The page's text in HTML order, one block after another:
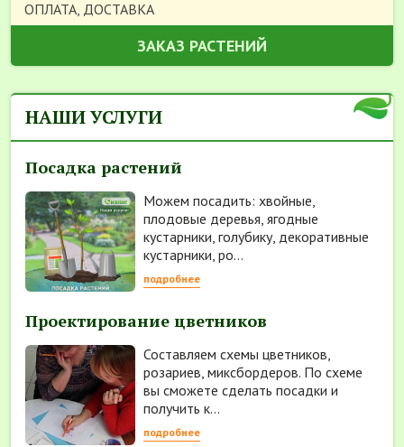
ОПЛАТА, ДОСТАВКА
ЗАКАЗ РАСТЕНИЙ
НАШИ УСЛУГИ
Посадка растений
Можем посадить: хвойные,
плодовые деревья, ягодные
кустарники, голубику, декоративные
кустарники, ро...
подробнее
Проектирование цветников
Составляем схемы цветников,
розариев, миксбордеров. По схеме
вы сможете сделать посадки и
получить к...
подробнее